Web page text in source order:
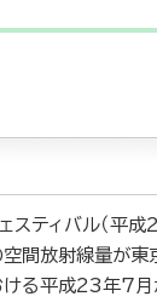
ティバル（平成
間放射線量が東
ける平成23年7月